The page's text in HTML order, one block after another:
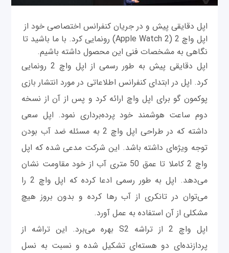
اپل دقایقی پیش و در جریان کنفرانس اختصاصی خود از
اپل واچ 2 (Apple Watch 2) رونمایی کرد. با ما باشید تا
نگاهی به مشخصات فنی این محصول داشته باشیم.
اپل دقایقی پیش به طور رسمی از اپل واچ 2 رونمایی
کرد. اپل در ابتدای کنفرانس اطلاعاتی در مورد انتشار بازی
پوکمون گو برای اپل واچ ارائه کرد و پس از آن از نسخه
دوم ساعت هوشمند خود پرده‌برداری نمود. اپل سعی
داشته که در طراحی اپل واچ 2 به مسئله ضد آب بودن
توجه ویژه‌ای داشته باشد. این شرکت مدعی شده که اپل
واچ 2 کاملا تا عمق 50 متری آب از خود مقاومت نشان
می‌دهد. اپل به طور رسمی ادعا کرده که اپل واچ 2 را
می‌توان در تانکری از آب رها کرده و بدون بروز هیچ
مشکلی از آن استفاده به عمل آورد.
اپل واچ 2 از تراشه S2 بهره می‌برد. این تراشه از
پردازنده‌ای دو هسته‌ای تشکیل شده و نسبت به نسل